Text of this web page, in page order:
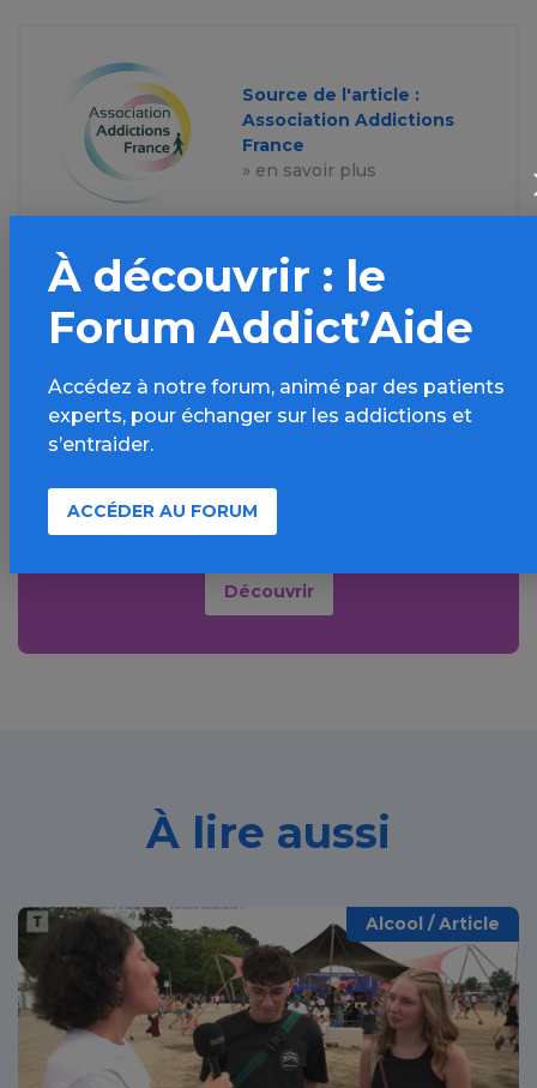
Source de l'article :
Association Addictions
France
» en savoir plus
Aller plus loin sur
l’espace Alcool
bonnes pratiques, FAQ, annuaires,
ressources, actualités...
Découvrir
À lire aussi
Alcool / Article
À découvrir : le
Forum Addict’Aide
Accédez à notre forum, animé par des patients
experts, pour échanger sur les addictions et
s’entraider.
ACCÉDER AU FORUM